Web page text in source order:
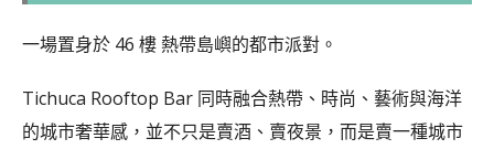
一場置身於 46 樓 熱帶島嶼的都市派對。
Tichuca Rooftop Bar 同時融合熱帶、時尚、藝術與海洋
的城市奢華感，並不只是賣酒、賣夜景，而是賣一種城市